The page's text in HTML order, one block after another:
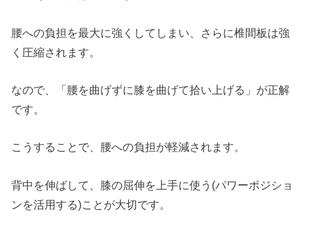
腰への負担を最大に強くしてしまい、さらに椎間板は強
く圧縮されます。
なので、「腰を曲げずに膝を曲げて拾い上げる」が正解
です。
こうすることで、腰への負担が軽減されます。
背中を伸ばして、膝の屈伸を上手に使う(パワーポジショ
ンを活用する)ことが大切です。